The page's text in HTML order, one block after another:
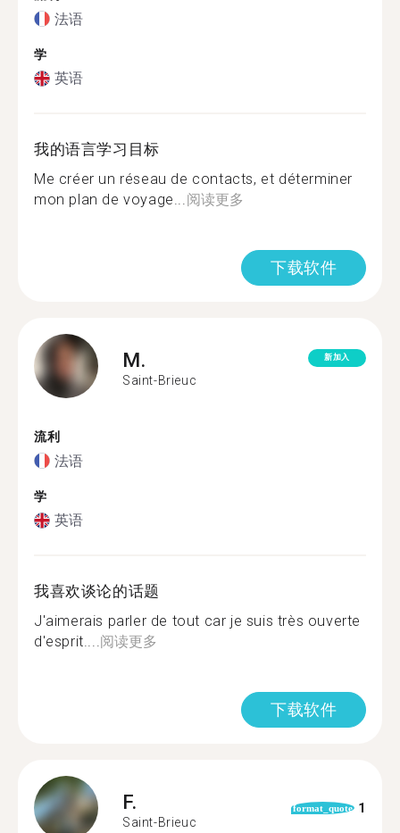
法语
学
英语
我的语言学习目标
Me créer un réseau de contacts, et déterminer
mon plan de voyage...阅读更多
下载软件
M.
Saint-Brieuc
新加入
流利
法语
学
英语
我喜欢谈论的话题
J'aimerais parler de tout car je suis très ouverte
d'esprit....阅读更多
下载软件
F.
Saint-Brieuc
format_quote 1